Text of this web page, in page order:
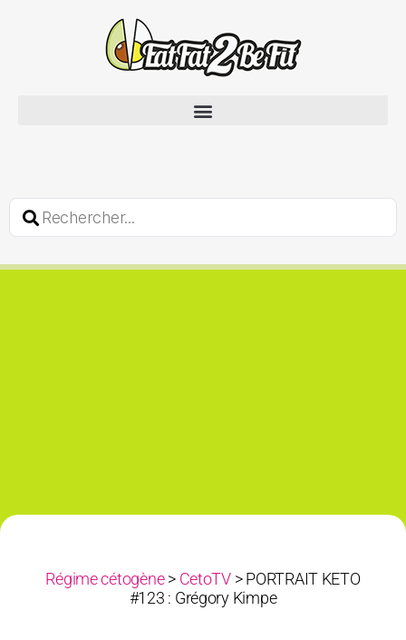
Régime cétogène> CetoTV>PORTRAIT KETO
#123 : Grégory Kimpe